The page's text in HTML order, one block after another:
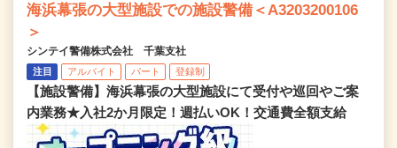
海浜幕張の大型施設での施設警備＜A3203200106
＞
シンテイ警備株式会社 千葉支社
注目 アルバイト パート 登録制
【施設警備】海浜幕張の大型施設にて受付や巡回やご案
内業務★入社2か月限定！週払いOK！交通費全額支給